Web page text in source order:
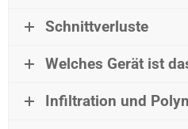
Schnittverluste
Welches Gerät ist
Infiltration und